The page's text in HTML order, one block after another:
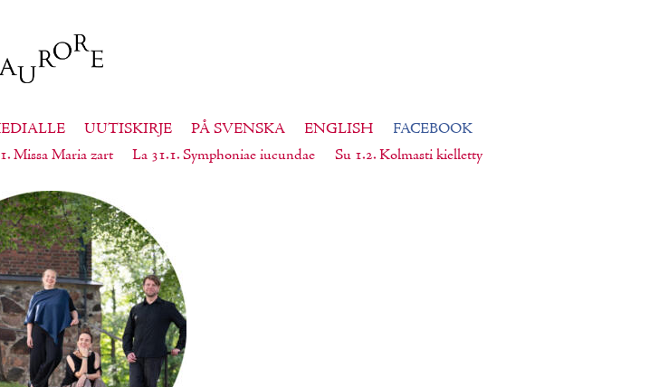
UUTISKIRJE PÅ SVENSKA ENGLISH
FACEBOOK
Missa Maria zart La 31.1. Symphoniae iucundae Su 1.2. Kolmasti kielletty